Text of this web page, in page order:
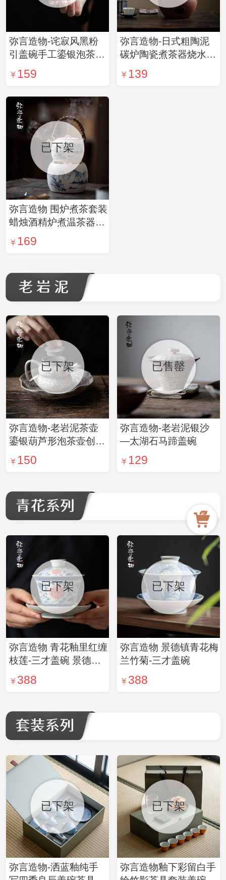
弥言造物-诧寂风黑粉
引盖碗手工鎏银泡茶碗
复古粗陶功夫茶具茶碗
不烫手
159
弥言造物-日式粗陶泥
碳炉陶瓷煮茶器烧水壶
温茶炉茶壶侧把壶电陶
炉防烫 壶口径6.5cm
139
已下架
弥言造物 围炉煮茶套装
蜡烛酒精炉煮温茶器户
外烤茶炉复古粗陶藤编
茶壶
169
已下架
弥言造物-老岩泥茶壶
鎏银葫芦形泡茶壶创意
简约家用泡茶大容量粗
陶茶壶
150
已售罄
弥言造物-老岩泥银沙
—太湖石马蹄盖碗
129
已下架
弥言造物 青花釉里红缠
枝莲-三才盖碗 景德镇
复古盖碗
388
已下架
弥言造物 景德镇青花梅
兰竹菊-三才盖碗
388
已下架
弥言造物-洒蓝釉纯手
已下架
弥言造物釉下彩留白手